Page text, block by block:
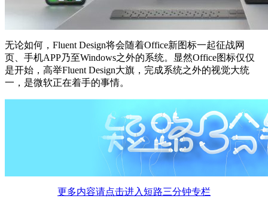
无论如何，Fluent Design将会随着Office新图标一起征战网
页、手机APP乃至Windows之外的系统。显然Office图标仅仅
是开始，高举Fluent Design大旗，完成系统之外的视觉大统
一，是微软正在着手的事情。
更多内容请点击进入短路三分钟专栏